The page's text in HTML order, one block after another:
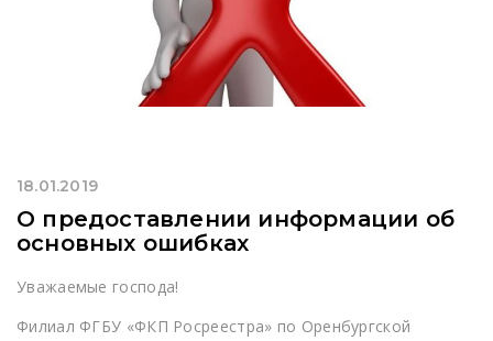
18.01.2019
О предоставлении информации об
основных ошибках
Уважаемые господа!
Филиал ФГБУ «ФКП Росреестра» по Оренбургской